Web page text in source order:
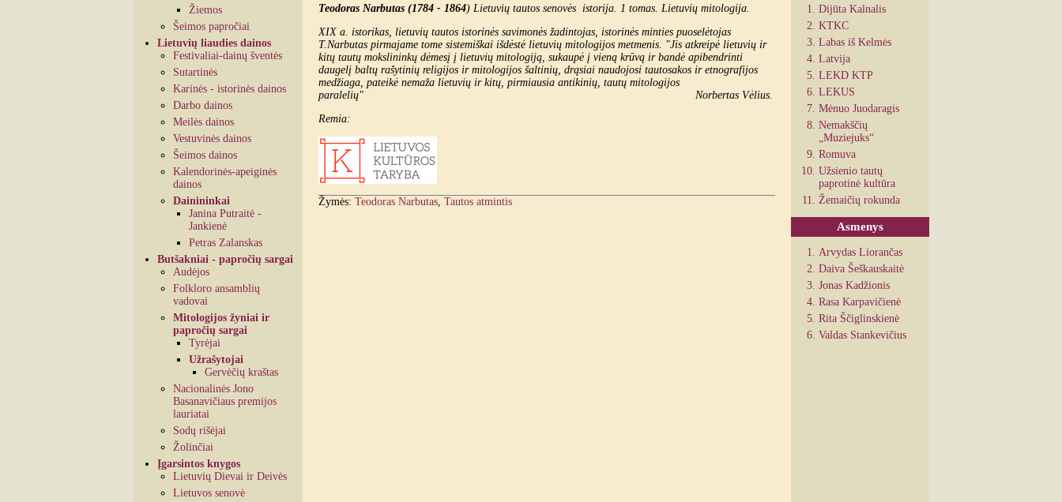
Žiemos
Šeimos papročiai
Lietuvių liaudies dainos
Festivaliai-dainų šventės
Sutartinės
Karinės - istorinės dainos
Darbo dainos
Meilės dainos
Vestuvinės dainos
Šeimos dainos
Kalendorinės-apeiginės
dainos
Dainininkai
Janina Putraitė -
Jankienė
Petras Zalanskas
Butšakniai - papročių sargai
Audėjos
Folkloro ansamblių
vadovai
Mitologijos žyniai ir
papročių sargai
Tyrėjai
Užrašytojai
Gervėčių kraštas
Nacionalinės Jono
Basanavičiaus premijos
lauriatai
Sodų rišėjai
Žolinčiai
Įgarsintos knygos
Lietuvių Dievai ir Deivės
Lietuvos senovė
Teodoras Narbutas (1784 - 1864) Lietuvių tautos senovės istorija. 1 tomas. Lietuvių mitologija.
XIX a. istorikas, lietuvių tautos istorinės savimonės žadintojas, istorinės minties puoselėtojas
T.Narbutas pirmajame tome sistemiškai išdėstė lietuvių mitologijos metmenis. "Jis atkreipė lietuvių ir
kitų tautų mokslininkų dėmesį į lietuvių mitologiją, sukaupė į vieną krūvą ir bandė apibendrinti
daugelį baltų rašytinių religijos ir mitologijos šaltinių, drąsiai naudojosi tautosakos ir etnografijos
medžiaga, pateikė nemaža lietuvių ir kitų, pirmiausia antikinių, tautų mitologijos
paralelių" Norbertas Vėlius.
Remia:
Žymės: Teodoras Narbutas, Tautos atmintis
Dijūta Kalnalis
KTKC
Labas iš Kelmės
Latvija
LEKD KTP
LEKUS
Mėnuo Juodaragis
Nemakščių
„Muziejuks“
Romuva
Užsienio tautų
paprotinė kultūra
Žemaičių rokunda
Asmenys
Arvydas Liorančas
Daiva Šeškauskaitė
Jonas Kadžionis
Rasa Karpavičienė
Rita Ščiglinskienė
Valdas Stankevičius